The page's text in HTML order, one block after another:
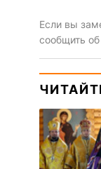
Если вы
сообщить